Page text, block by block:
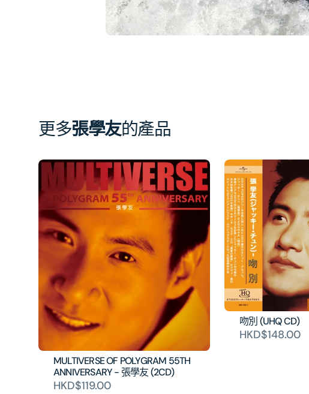
第
1
張
更多張學友的產品
MULTIVERSE OF POLYGRAM 55TH
ANNIVERSARY - 張學友 (2CD)
HKD$119.00
吻別 (UHQ CD)
HKD$148.00